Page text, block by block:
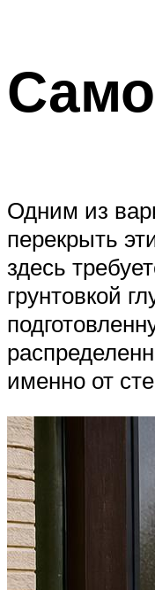
Одним из
перекрыть
здесь
грунтовкой
именно от